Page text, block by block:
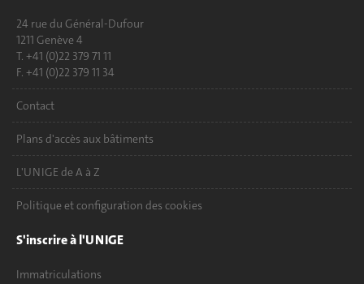
24 rue du Général-Dufour
1211 Genève 4
T. +41 (0)22 379 71 11
F. +41 (0)22 379 11 34
Contact
Plans d'accès aux bâtiments
L'UNIGE de A à Z
Politique et configuration des cookies
S'inscrire à l'UNIGE
Immatriculations